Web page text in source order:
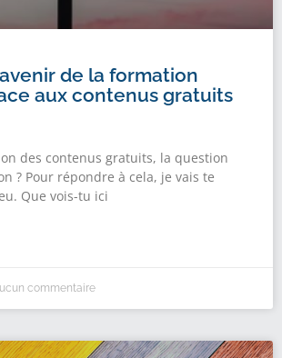
de la formation
aux contenus gratuits
des contenus gratuits, la question
? Pour répondre à cela, je vais te
Que vois-tu ici
commentaire